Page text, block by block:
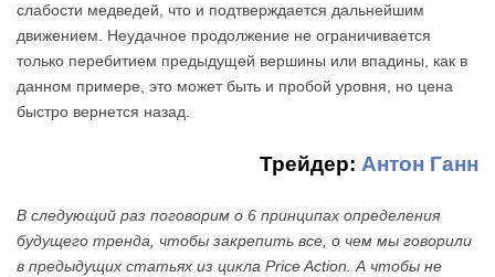
слабости медведей, что и подтверждается дальнейшим
движением. Неудачное продолжение не ограничивается
только перебитием предыдущей вершины или впадины, как в
данном примере, это может быть и пробой уровня, но цена
быстро вернется назад.
Трейдер: Антон Ганн
В следующий раз поговорим о 6 принципах определения
будущего тренда, чтобы закрепить все, о чем мы говорили
в предыдущих статьях из цикла Price Action. А чтобы не